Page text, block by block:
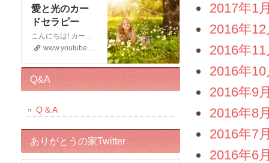
2017年1
2016年12
2016年11
2016年10
2016年9
2016年8
2016年7
2016年6
愛と光のカー
ドセラピー
こんにちは! カードセラピストのイーリスです 電話鑑定、メール鑑定などをしております お仕事の宣伝もさせていただく 動画です。 この動画が少しでもお役に立てると幸いです。 申し訳ございませんが このチャンネルではコメントの受付はしておりません。 ライブドアブログの方に入れていただくと幸いです。 末永くよろしくお願いいたします!
www.youtube.com
Q&A
Q & A
ありがとうの家Twitter